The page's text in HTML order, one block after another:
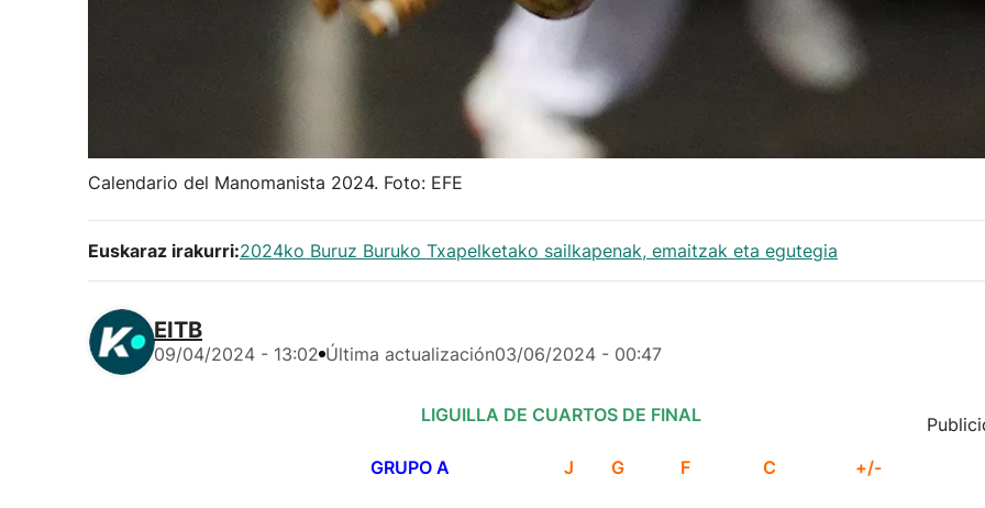
Calendario del Manomanista 2024. Foto: EFE
Euskaraz irakurri:2024ko Buruz Buruko Txapelketako sailkapenak, emaitzak eta egutegia
EITB
09/04/2024 - 13:02 Última actualización03/06/2024 - 00:47
LIGUILLA DE CUARTOS DE FINAL
GRUPO A J G F C +/-